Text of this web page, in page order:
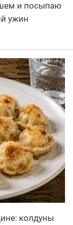
и посыпаю
ужин
колдуны